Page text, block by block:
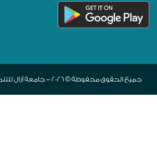
جميع الحقوق محفوظة © 2026 - جامعة آزال للتنمية البشرية